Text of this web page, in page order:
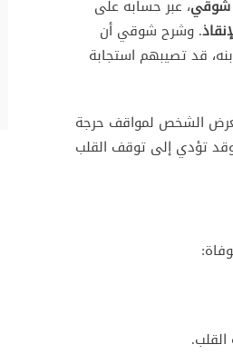
شوقي، عبر حسابه على
. وشرح شوقي أن
قد تصيبهم استجابة
الشخص لمواقف حرجة
تؤدي إلى توقف القلب